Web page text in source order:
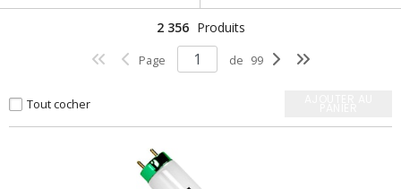
2 356 Produits
Page de 99
Tout cocher